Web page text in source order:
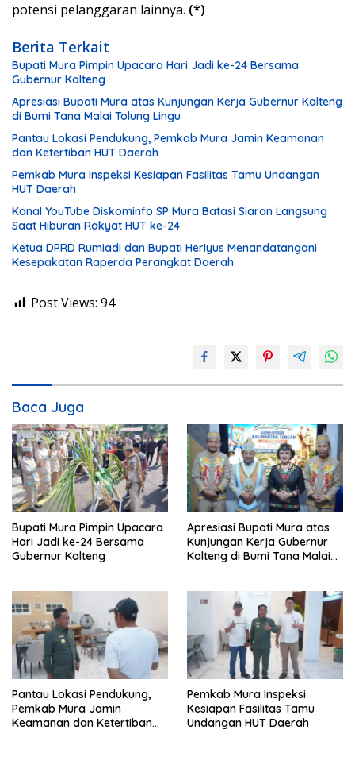
potensi pelanggaran lainnya. (*)
Berita Terkait
Bupati Mura Pimpin Upacara Hari Jadi ke-24 Bersama
Gubernur Kalteng
Apresiasi Bupati Mura atas Kunjungan Kerja Gubernur Kalteng
di Bumi Tana Malai Tolung Lingu
Pantau Lokasi Pendukung, Pemkab Mura Jamin Keamanan
dan Ketertiban HUT Daerah
Pemkab Mura Inspeksi Kesiapan Fasilitas Tamu Undangan
HUT Daerah
Kanal YouTube Diskominfo SP Mura Batasi Siaran Langsung
Saat Hiburan Rakyat HUT ke-24
Ketua DPRD Rumiadi dan Bupati Heriyus Menandatangani
Kesepakatan Raperda Perangkat Daerah
Post Views: 94
Baca Juga
Bupati Mura Pimpin Upacara
Hari Jadi ke-24 Bersama
Gubernur Kalteng
Apresiasi Bupati Mura atas
Kunjungan Kerja Gubernur
Kalteng di Bumi Tana Malai
Pantau Lokasi Pendukung,
Pemkab Mura Jamin
Keamanan dan Ketertiban
Pemkab Mura Inspeksi
Kesiapan Fasilitas Tamu
Undangan HUT Daerah